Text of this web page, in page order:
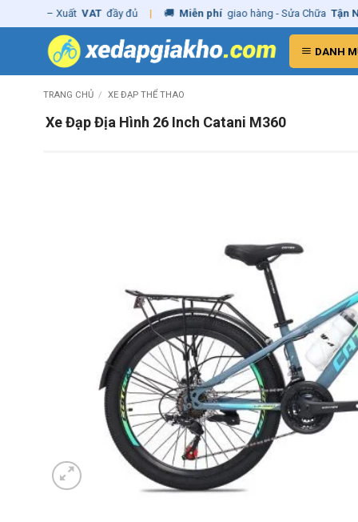
to
– Xuất VAT đầy đủ | 🚚 Miễn phí giao hàng - Sửa Chữa Tận Nhà
DANH
TRANG CHỦ / XE ĐẠP THỂ THAO
Xe Đạp Địa Hình 26 Inch Catani M360